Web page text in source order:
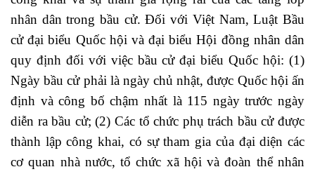
nhân dân trong bầu cử. Đối với Việt Nam, Luật Bầu
cử đại biểu Quốc hội và đại biểu Hội đồng nhân dân
quy định đối với việc bầu cử đại biểu Quốc hội: (1)
Ngày bầu cử phải là ngày chủ nhật, được Quốc hội ấn
định và công bố chậm nhất là 115 ngày trước ngày
diễn ra bầu cử; (2) Các tổ chức phụ trách bầu cử được
thành lập công khai, có sự tham gia của đại diện các
cơ quan nhà nước, tổ chức xã hội và đoàn thể nhân